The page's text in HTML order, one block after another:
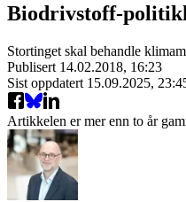
Biodrivstoff-
Stortinget skal behandle
Publisert 14.02.2018, 16:23
Sist oppdatert 15.09.2025,
Artikkelen er mer enn to år